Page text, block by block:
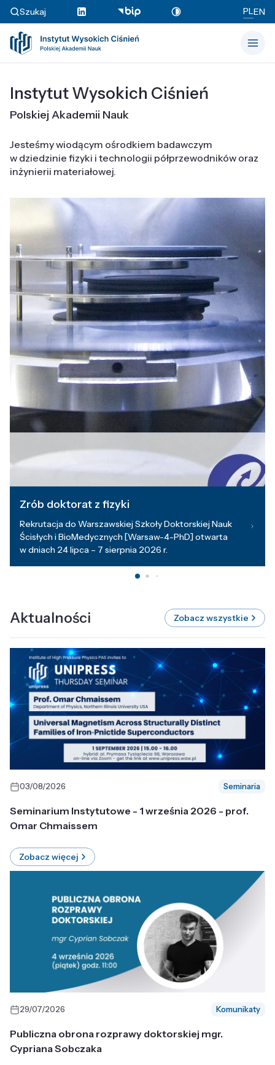
Szukaj PLEN
Instytut Wysokich Ciśnień
Polskiej Akademii Nauk
Jesteśmy wiodącym ośrodkiem badawczym
w dziedzinie fizyki i technologii półprzewodników oraz
inżynierii materiałowej.
Zrób doktorat z fizyki
Rekrutacja do Warszawskiej Szkoły Doktorskiej Nauk
Ścisłych i BioMedycznych [Warsaw-4-PhD] otwarta
w dniach 24 lipca – 7 sierpnia 2026 r.
Aktualności Zobacz wszystkie
03/08/2026 Seminaria
Seminarium Instytutowe - 1 września 2026 - prof.
Omar Chmaissem
Zobacz więcej
29/07/2026 Komunikaty
Publiczna obrona rozprawy doktorskiej mgr.
Cypriana Sobczaka